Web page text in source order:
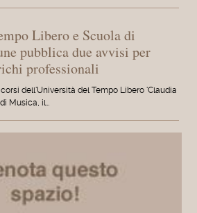
Libero e Scuola di
pubblica due avvisi per
professionali
dell'Università del Tempo Libero 'Claudia
Musica, il…